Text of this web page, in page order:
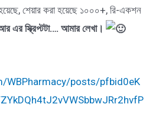
শেয়ার করা হয়েছে ১০০০+, রি-একশন
এর স্ক্রিপ্টটা…. আমার লেখা।
WBPharmacy/posts/pfbid0eK